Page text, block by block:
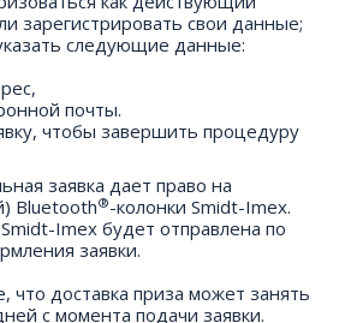
зарегистрировать свои данные;
следующие данные:
почты.
чтобы завершить процедуру
заявка дает право на
Bluetooth®-колонки Smidt-Imex.
Imex будет отправлена по
заявки.
что доставка приза может занять
с момента подачи заявки.